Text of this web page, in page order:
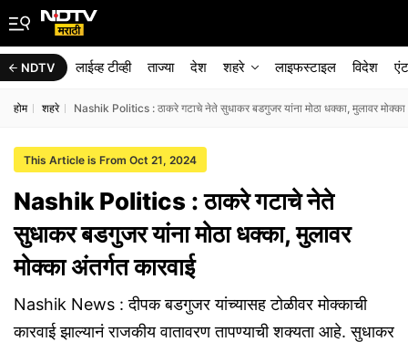
NDTV लाईव्ह टीव्ही ताज्या देश शहरे लाइफस्टाइल विदेश
होम शहरे Nashik Politics : ठाकरे गटाचे नेते सुधाकर बडगुजर यांना मोठा धक्का, मुलावर मोक्का
This Article is From Oct 21, 2024
Nashik Politics : ठाकरे गटाचे नेते
सुधाकर बडगुजर यांना मोठा धक्का, मुलावर
मोक्का अंतर्गत कारवाई
Nashik News : दीपक बडगुजर यांच्यासह टोळीवर मोक्काची
कारवाई झाल्यानं राजकीय वातावरण तापण्याची शक्यता आहे. सुधाकर